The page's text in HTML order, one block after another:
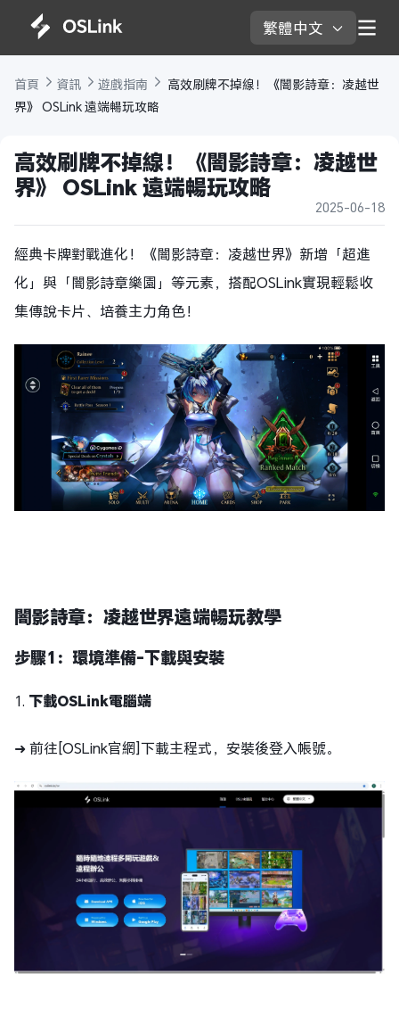
繁體中文
首頁 資訊 遊戲指南
高效刷牌不掉線！《闇影詩章：凌越世
界》 OSLink 遠端暢玩攻略
高效刷牌不掉線！《闇影詩章：凌越世
界》 OSLink 遠端暢玩攻略
2025-06-18
經典卡牌對戰進化！《闇影詩章：凌越世界》新增「超進
化」與「闇影詩章樂園」等元素，搭配OSLink實現輕鬆收
集傳說卡片、培養主力角色！
闇影詩章：凌越世界遠端暢玩教學
步驟1：環境準備-下載與安裝
1. 下載OSLink電腦端
➜ 前往[OSLink官網]下載主程式，安裝後登入帳號。